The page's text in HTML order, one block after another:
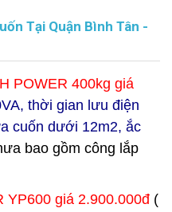
Tại Quận Bình Tân -
POWER 400kg giá
thời gian lưu điện
cuốn dưới 12m2, ắc
bao gồm công lắp
YP600 giá 2.900.000đ (